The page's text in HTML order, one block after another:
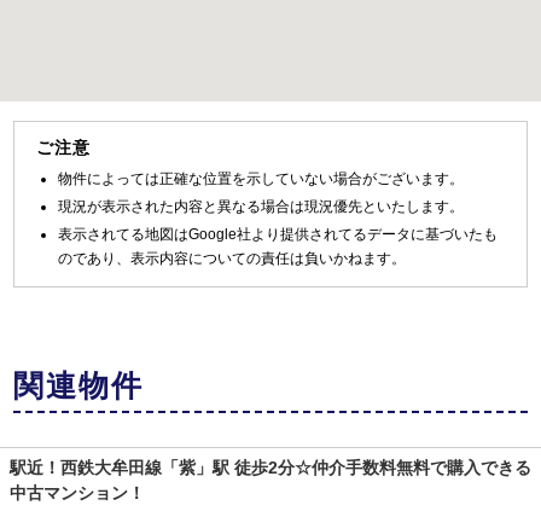
ご注意
物件によっては正確な位置を示していない場合がございます。
現況が表示された内容と異なる場合は現況優先といたします。
表示されてる地図はGoogle社より提供されてるデータに基づいたも
のであり、表示内容についての責任は負いかねます。
関連物件
駅近！西鉄大牟田線「紫」駅 徒歩2分☆仲介手数料無料で購入できる
中古マンション！